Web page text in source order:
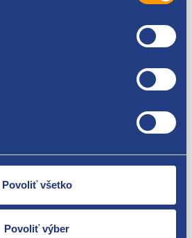
Povoliť všetko
Povoliť výber